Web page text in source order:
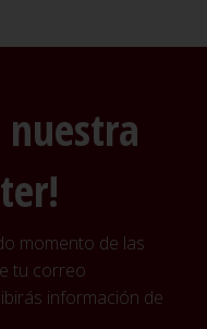
nuestra
momento de las
tu correo
información de